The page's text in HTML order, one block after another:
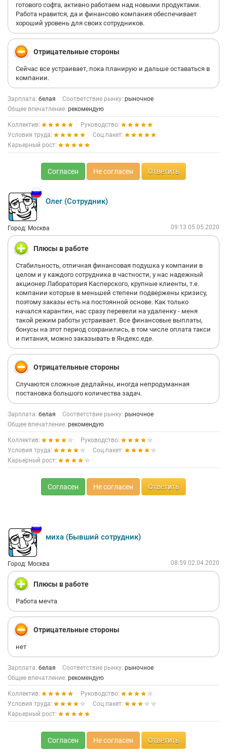
готового софта, активно работаем над новыми продуктами.
Работа нравится, да и финансово компания обеспечивает
хороший уровень для своих сотрудников.
Отрицательные стороны
Сейчас все устраивает, пока планирую и дальше оставаться в
компании.
Зарплата: белая Соответствие рынку: рыночное
Общее впечатление: рекомендую
Коллектив:
Руководство:
Условия труда:
Соц.пакет:
Карьерный рост:
Согласен Не согласен Ответить
Олег (Сотрудник)
Город: Москва 09:13 05.05.2020
Плюсы в работе
Стабильность, отличная финансовая подушка у компании в
целом и у каждого сотрудника в частности, у нас надежный
акционер Лаборатория Касперского, крупные клиенты, т.е.
компании которые в меньшей степени подвержены кризису,
поэтому заказы есть на постоянной основе. Как только
начался карантин, нас сразу перевели на удаленку - меня
такой режим работы устраивает. Все финансовые выплаты,
бонусы на этот период сохранились, в том числе оплата такси
и питания, можно заказывать в Яндекс.еде.
Отрицательные стороны
Случаются сложные дедлайны, иногда непродуманная
постановка большого количества задач.
Зарплата: белая Соответствие рынку: рыночное
Общее впечатление: рекомендую
Коллектив:
Руководство:
Условия труда:
Соц.пакет:
Карьерный рост:
Согласен Не согласен Ответить
миха (Бывший сотрудник)
Город: Москва 08:59 02.04.2020
Плюсы в работе
Работа мечта
Отрицательные стороны
нет
Зарплата: белая Соответствие рынку: рыночное
Общее впечатление: рекомендую
Коллектив:
Руководство:
Условия труда:
Соц.пакет:
Карьерный рост:
Согласен Не согласен Ответить